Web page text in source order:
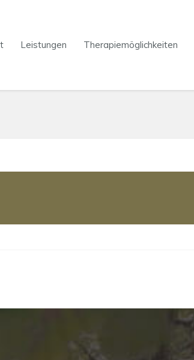
Leistungen Therapiemöglichkeiten